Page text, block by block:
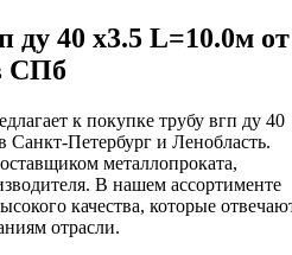
ду 40 х3.5 L=10.0м от
СПб
к покупке трубу вгп ду 40
Санкт-Петербург и Ленобласть.
металлопроката,
В нашем ассортименте
качества, которые
отрасли.